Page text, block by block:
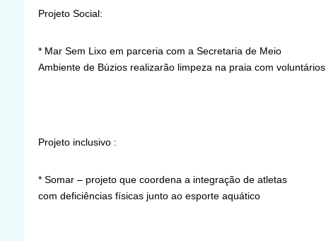
Projeto Social:
* Mar Sem Lixo em parceria com a Secretaria de Meio
Ambiente de Búzios realizarão limpeza na praia com voluntários
Projeto inclusivo :
* Somar – projeto que coordena a integração de atletas
com deficiências físicas junto ao esporte aquático